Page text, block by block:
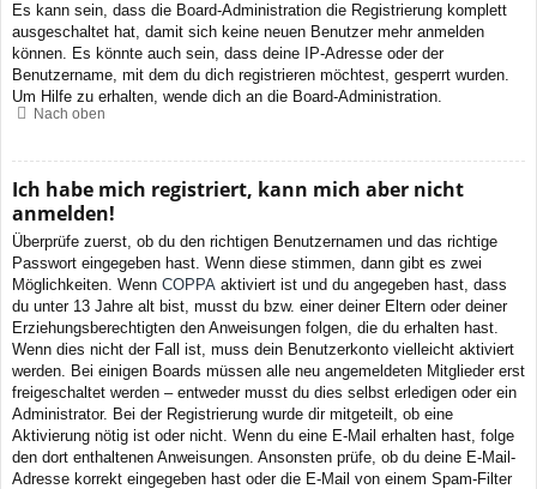
Es kann sein, dass die Board-Administration die Registrierung komplett
ausgeschaltet hat, damit sich keine neuen Benutzer mehr anmelden
können. Es könnte auch sein, dass deine IP-Adresse oder der
Benutzername, mit dem du dich registrieren möchtest, gesperrt wurden.
Um Hilfe zu erhalten, wende dich an die Board-Administration.
Nach oben
Ich habe mich registriert, kann mich aber nicht
anmelden!
Überprüfe zuerst, ob du den richtigen Benutzernamen und das richtige
Passwort eingegeben hast. Wenn diese stimmen, dann gibt es zwei
Möglichkeiten. Wenn COPPA aktiviert ist und du angegeben hast, dass
du unter 13 Jahre alt bist, musst du bzw. einer deiner Eltern oder deiner
Erziehungsberechtigten den Anweisungen folgen, die du erhalten hast.
Wenn dies nicht der Fall ist, muss dein Benutzerkonto vielleicht aktiviert
werden. Bei einigen Boards müssen alle neu angemeldeten Mitglieder erst
freigeschaltet werden – entweder musst du dies selbst erledigen oder ein
Administrator. Bei der Registrierung wurde dir mitgeteilt, ob eine
Aktivierung nötig ist oder nicht. Wenn du eine E-Mail erhalten hast, folge
den dort enthaltenen Anweisungen. Ansonsten prüfe, ob du deine E-Mail-
Adresse korrekt eingegeben hast oder die E-Mail von einem Spam-Filter